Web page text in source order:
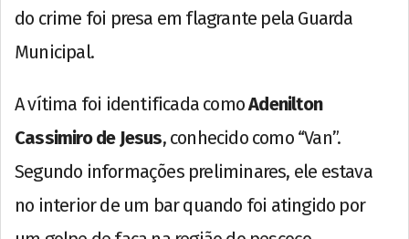
do crime foi presa em flagrante pela Guarda
Municipal.
A vítima foi identificada comoAdenilton
Cassimiro de Jesus, conhecido como “Van”.
Segundo informações preliminares, ele estava
no interior de um bar quando foi atingido por